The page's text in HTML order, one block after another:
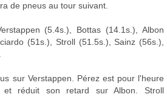
de pneus au tour suivant.
(5.4s.), Bottas (14.1s.), Albon
(51s.), Stroll (51.5s.), Sainz (56s.),
sur Verstappen. Pérez est pour l'heure
réduit son retard sur Albon. Stroll